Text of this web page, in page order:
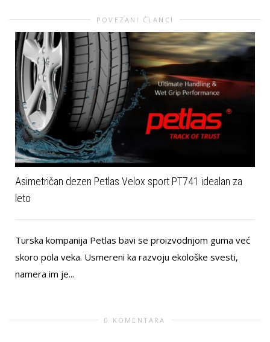
POVEZANI ČLANCI
Asimetričan dezen Petlas Velox sport PT741 idealan za
leto
Turska kompanija Petlas bavi se proizvodnjom guma već
skoro pola veka. Usmereni ka razvoju ekološke svesti,
namera im je...
0 KOMENTARA